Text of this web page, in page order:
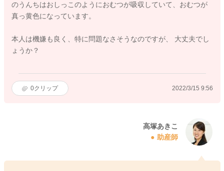
のうんちはおしっこのようにおむつが吸収していて、おむつが
真っ黄色になっています。
本人は機嫌も良く、特に問題なさそうなのですが、 大丈夫でし
ょうか？
0クリップ 2022/3/15 9:56
高塚あきこ
助産師